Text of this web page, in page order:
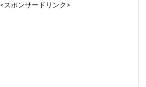
<スポンサードリンク>